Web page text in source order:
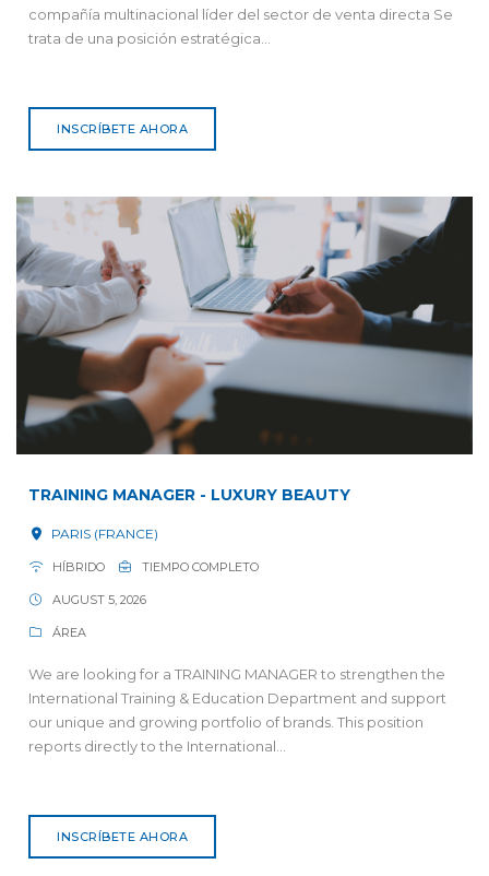
compañía multinacional líder del sector de venta directa Se
trata de una posición estratégica...
INSCRÍBETE AHORA
TRAINING MANAGER - LUXURY BEAUTY
PARIS (FRANCE)
HÍBRIDO TIEMPO COMPLETO
AUGUST 5, 2026
ÁREA
We are looking for a TRAINING MANAGER to strengthen the
International Training & Education Department and support
our unique and growing portfolio of brands. This position
reports directly to the International...
INSCRÍBETE AHORA